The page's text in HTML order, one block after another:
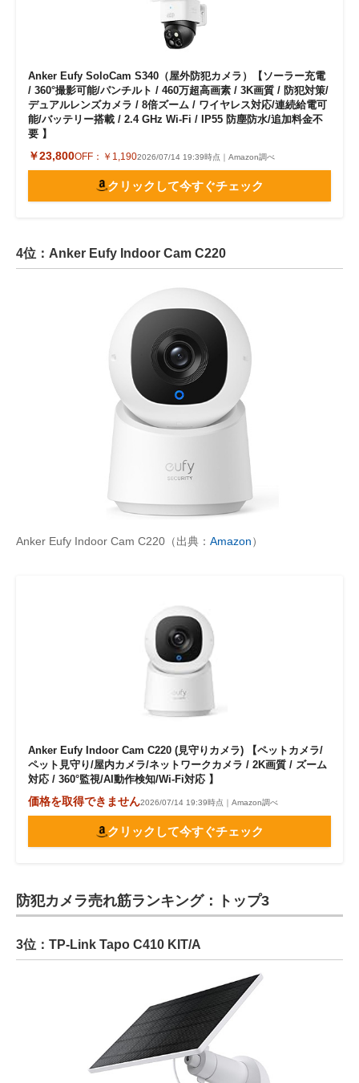
Anker Eufy SoloCam S340（屋外防犯カメラ）【ソーラー充電
/ 360°撮影可能/パンチルト / 460万超高画素 / 3K画質 / 防犯対策/
デュアルレンズカメラ / 8倍ズーム / ワイヤレス対応/連続給電可
能/バッテリー搭載 / 2.4 GHz Wi-Fi / IP55 防塵防水/追加料金不
要 】
￥23,800OFF： ￥1,1902026/07/14 19:39時点｜Amazon調べ
クリックして今すぐチェック
4位：Anker Eufy Indoor Cam C220
Anker Eufy Indoor Cam C220（出典： Amazon）
Anker Eufy Indoor Cam C220 (見守りカメラ) 【ペットカメラ/
ペット見守り/屋内カメラ/ネットワークカメラ / 2K画質 / ズーム
対応 / 360°監視/AI動作検知/Wi-Fi対応 】
価格を取得できません2026/07/14 19:39時点｜Amazon調べ
クリックして今すぐチェック
防犯カメラ売れ筋ランキング：トップ3
3位：TP-Link Tapo C410 KIT/A